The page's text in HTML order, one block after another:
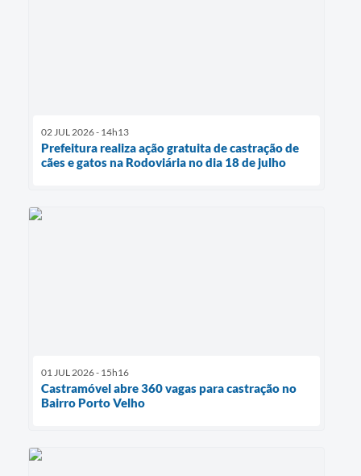
02 JUL 2026 - 14h13
Prefeitura realiza ação gratuita de castração de
cães e gatos na Rodoviária no dia 18 de julho
01 JUL 2026 - 15h16
Castramóvel abre 360 vagas para castração no
Bairro Porto Velho